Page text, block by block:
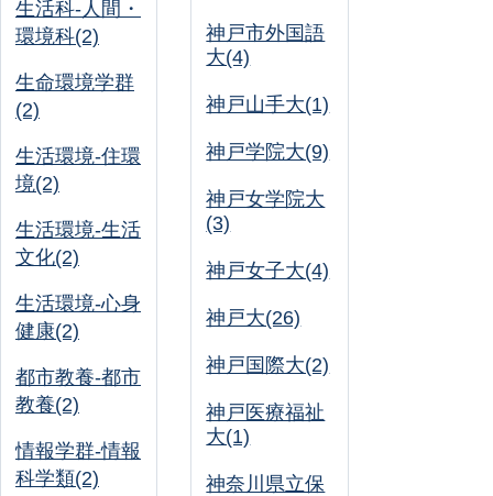
生活科-人間・
環境科(2)
生命環境学群
(2)
生活環境-住環
境(2)
生活環境-生活
文化(2)
生活環境-心身
健康(2)
都市教養-都市
教養(2)
情報学群-情報
科学類(2)
神戸市外国語
大(4)
神戸山手大(1)
神戸学院大(9)
神戸女学院大
(3)
神戸女子大(4)
神戸大(26)
神戸国際大(2)
神戸医療福祉
大(1)
神奈川県立保